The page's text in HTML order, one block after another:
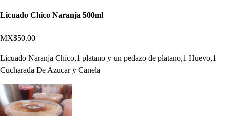
Licuado Chico Naranja 500ml
MX$50.00
Licuado Naranja Chico,1 platano y un pedazo de platano,1 Huevo,1
Cucharada De Azucar y Canela